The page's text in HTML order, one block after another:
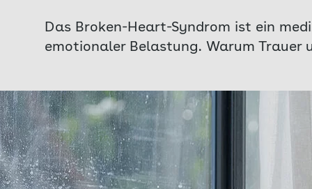
Das Broken-Heart-Syndrom ist ein
emotionaler Belastung. Warum Trauer